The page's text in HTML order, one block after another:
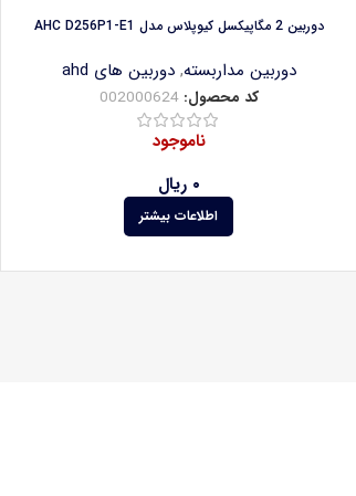
دوربین 2 مگاپیکسل کیوپلاس مدل AHC D256P1-E1
دوربین مداربسته,دوربین های ahd
کد محصول:002000624
ناموجود
۰ ریال
اطلاعات بیشتر